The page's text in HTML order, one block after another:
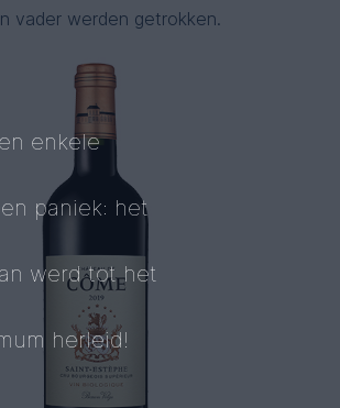
vader werden getrokken.
enkele
paniek: het
werd tot het
herleid!